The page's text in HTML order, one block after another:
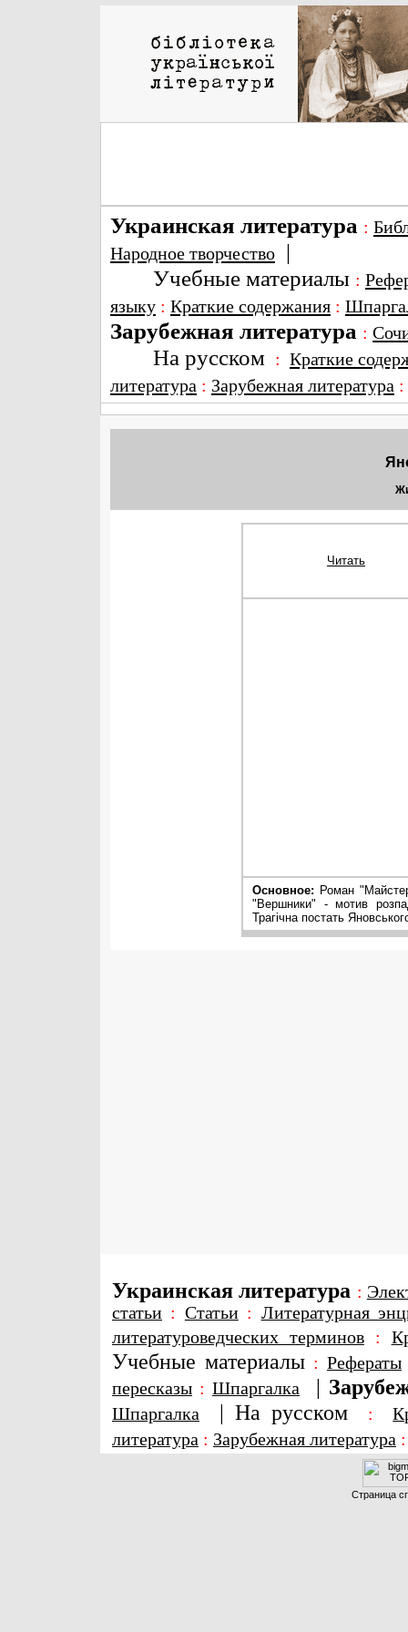
Украинская литература :
Народное творчество |
Учебные материалы :
языку : Краткие содержания :
Зарубежная литература :
На русском : Краткие
литература : Зарубежная литература
Читать
Основное: Роман
"Вершники" - мотив
Трагічна постать
Украинская литература :
статьи : Статьи: Литературная
литературоведческих терминов:
Учебные материалы : Рефераты
пересказы : Шпаргалка |
Шпаргалка | На русском :
литература : Зарубежная литература
Страница